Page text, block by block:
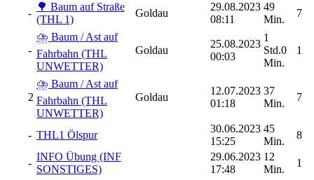
-
🌳 Baum auf Straße
(THL 1)
Goldau
29.08.2023
08:11
49
Min.
7
-
⛈️ Baum / Ast auf
Fahrbahn (THL
UNWETTER)
Goldau
25.08.2023
00:03
1
Std.0
Min.
1
2
⛈️ Baum / Ast auf
Fahrbahn (THL
UNWETTER)
Goldau
12.07.2023
01:18
37
Min.
7
- THL1 Ölspur
30.06.2023
15:25
45
Min.
8
-
INFO Übung (INF
SONSTIGES)
29.06.2023
17:48
12
Min.
1